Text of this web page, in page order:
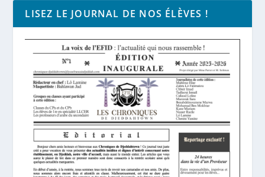
LISEZ LE JOURNAL DE NOS ÉLÈVES !